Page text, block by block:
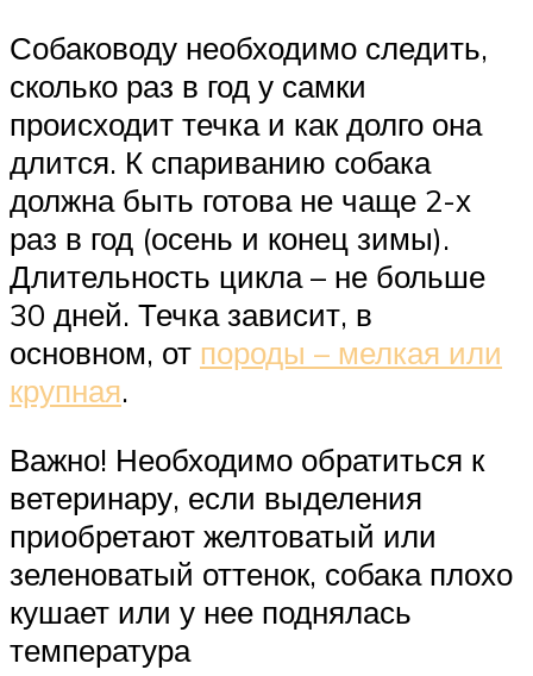
Собаководу необходимо следить,
сколько раз в год у самки
происходит течка и как долго она
длится. К спариванию собака
должна быть готова не чаще 2-х
раз в год (осень и конец зимы).
Длительность цикла – не больше
30 дней. Течка зависит, в
основном, от породы – мелкая или
крупная.
Важно! Необходимо обратиться к
ветеринару, если выделения
приобретают желтоватый или
зеленоватый оттенок, собака плохо
кушает или у нее поднялась
температура